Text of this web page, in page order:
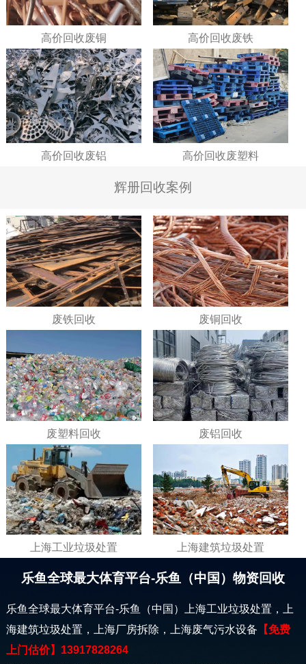
高价回收废铜 高价回收废铁
高价回收废铝 高价回收废塑料
辉册回收案例
废铁回收 废铜回收
废塑料回收 废铝回收
上海工业垃圾处置 上海建筑垃圾处置
乐鱼全球最大体育平台-乐鱼（中国）物资回收
乐鱼全球最大体育平台-乐鱼（中国）上海工业垃圾处置，上
海建筑垃圾处置，上海厂房拆除，上海废气污水设备 【免费
上门估价】13917828264